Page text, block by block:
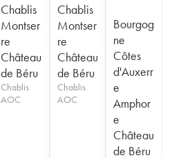
Chablis
Montser
re
Château
de Béru
Chablis
AOC
Chablis
Montser
re
Château
de Béru
Chablis
AOC
Bourgog
ne
Côtes
d'Auxerr
e
Amphor
e
Château
de Béru